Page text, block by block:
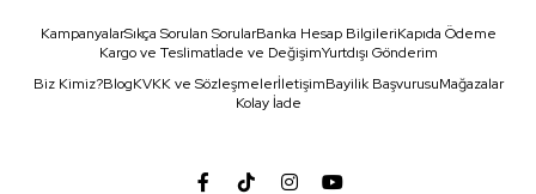
KampanyalarSıkça Sorulan SorularBanka Hesap BilgileriKapıda Ödeme
Kargo ve Teslimatİade ve DeğişimYurtdışı Gönderim
Biz Kimiz?BlogKVKK ve SözleşmelerİletişimBayilik BaşvurusuMağazalar
Kolay İade